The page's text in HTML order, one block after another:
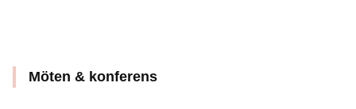
Möten & konferens